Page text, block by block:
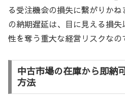
る受注機会の損失に繋がりか
の納期遅延は、目に見える損
性を奪う重大な経営リスクなの
中古市場の在庫から即納
方法